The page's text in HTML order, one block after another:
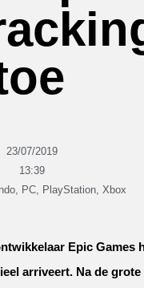
23/07/2019
13:39
, PC, PlayStation, Xbox
Epic
arriveert. Na de